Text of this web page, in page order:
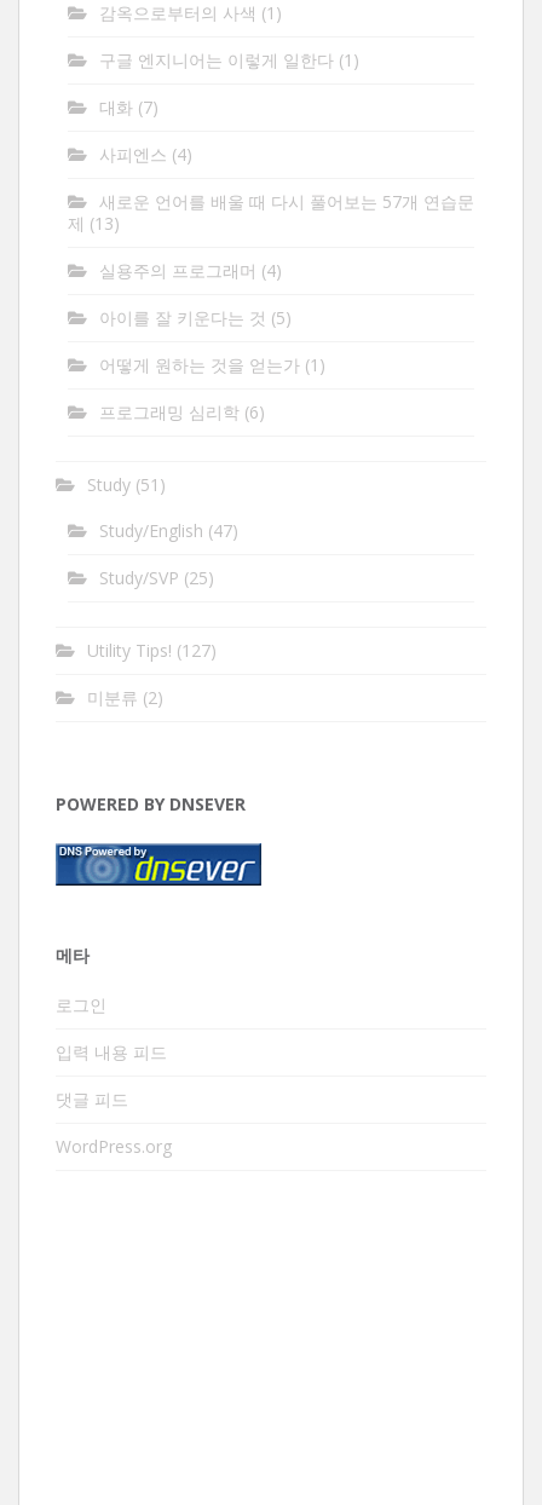
감옥으로부터의 사색 (1)
구글 엔지니어는 이렇게 일한다 (1)
대화 (7)
사피엔스 (4)
새로운 언어를 배울 때 다시 풀어보는 57개 연습문
제 (13)
실용주의 프로그래머 (4)
아이를 잘 키운다는 것 (5)
어떻게 원하는 것을 얻는가 (1)
프로그래밍 심리학 (6)
Study (51)
Study/English (47)
Study/SVP (25)
Utility Tips! (127)
미분류 (2)
POWERED BY DNSEVER
메타
로그인
입력 내용 피드
댓글 피드
WordPress.org